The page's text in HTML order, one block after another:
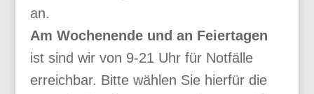
an.
Am Wochenende und an Feiertagen
ist sind wir von 9-21 Uhr für Notfälle
erreichbar. Bitte wählen Sie hierfür die